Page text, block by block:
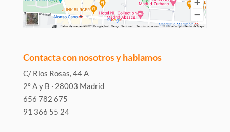
Contacta con nosotros y hablamos
C/ Ríos Rosas, 44 A
2º A y B · 28003 Madrid
656 782 675
91 366 55 24